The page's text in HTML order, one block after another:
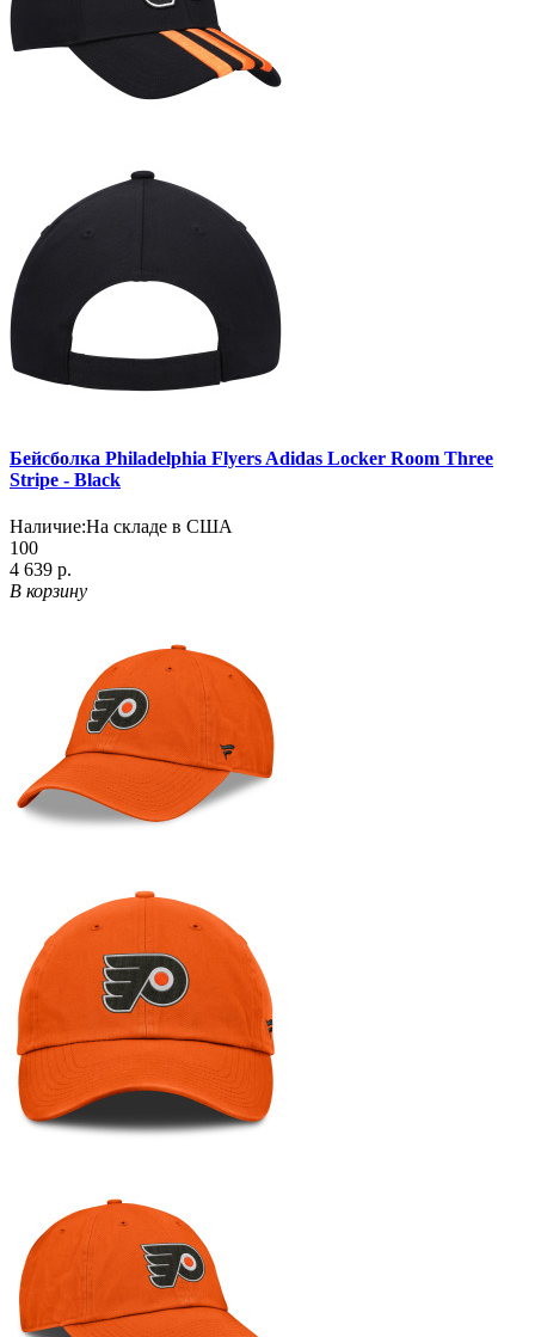
Бейсболка Philadelphia Flyers Adidas Locker Room Three
Stripe - Black
Наличие:На складе в США
100
4 639 р.
В корзину